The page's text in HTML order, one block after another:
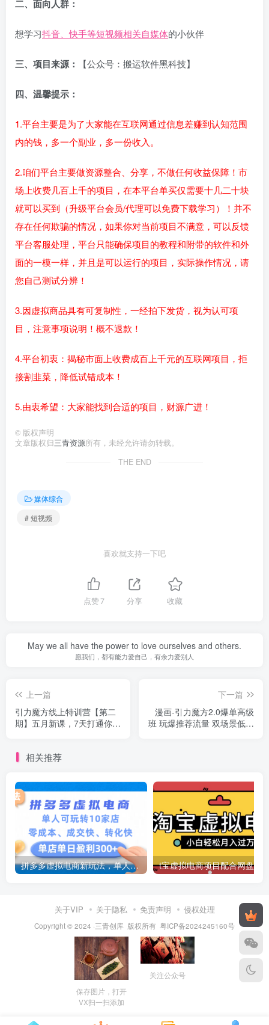
二、面向人群：
想学习抖音、快手等短视频相关自媒体的小伙伴
三、项目来源： 【公众号：搬运软件黑科技】
四、温馨提示：
1.平台主要是为了大家能在互联网通过信息差赚到认知范围
内的钱，多一个副业，多一份收入。
2.咱们平台主要做资源整合、分享，不做任何收益保障！市
场上收费几百上千的项目，在本平台单买仅需要十几二十块
就可以买到（升级平台会员/代理可以免费下载学习）！并不
存在任何欺骗的情况，如果你对当前项目不满意，可以反馈
平台客服处理，平台只能确保项目的教程和附带的软件和外
面的一模一样，并且是可以运行的项目，实际操作情况，请
您自己测试分辨！
3.因虚拟商品具有可复制性，一经拍下发货，视为认可项
目，注意事项说明！概不退款！
4.平台初衷：揭秘市面上收费成百上千元的互联网项目，拒
接割韭菜，降低试错成本！
5.由衷希望：大家能找到合适的项目，财源广进！
© 版权声明
文章版权归三青资源所有，未经允许请勿转载。
THE END
媒体综合
# 短视频
喜欢就支持一下吧
点赞7 分享 收藏
May we all have the power to love ourselves and others.
愿我们，都有能力爱自己，有余力爱别人
上一篇
引力魔方线上特训营【第二
期】五月新课，7天打通你开
下一篇
漫画-引力魔方2.0爆单高级
班 玩爆推荐流量 双场景低价
相关推荐
拼多多虚拟电商新玩法，单人可玩转10家店，零成本、成交快、转化快，号称单店单日可盈利300+
关于VIP 关于隐私 免责声明 侵权处理
Copyright © 2024 ·三青创库 版权所有 粤ICP备2024245160号
保存图片，打开
VX扫一扫添加
关注公众号